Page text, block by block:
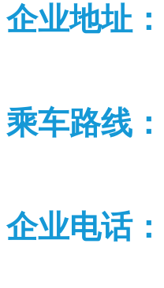
企业地址：
乘车路线：
企业电话：